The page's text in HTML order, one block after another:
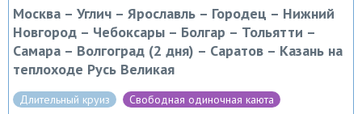
Москва – Углич – Ярославль – Городец – Нижний
Новгород – Чебоксары – Болгар – Тольятти –
Самара – Волгоград (2 дня) – Саратов – Казань на
теплоходе Русь Великая
Длительный круиз Свободная одиночная каюта